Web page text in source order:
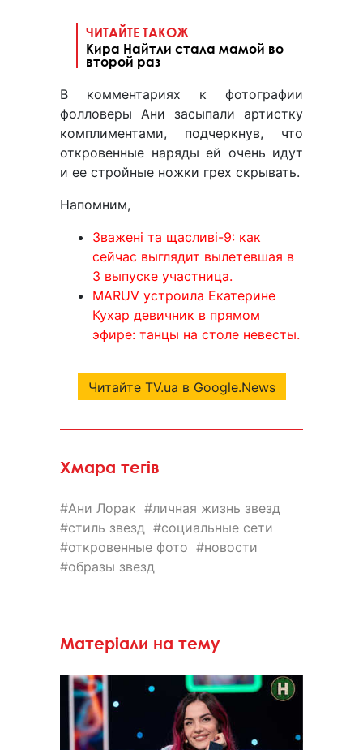
ЧИТАЙТЕ ТАКОЖ
Кира Найтли стала мамой во
второй раз
В комментариях к фотографии
фолловеры Ани засыпали артистку
комплиментами, подчеркнув, что
откровенные наряды ей очень идут
и ее стройные ножки грех скрывать.
Напомним,
Зважені та щасливі-9: как
сейчас выглядит вылетевшая в
3 выпуске участница.
MARUV устроила Екатерине
Кухар девичник в прямом
эфире: танцы на столе невесты.
Читайте TV.ua в Google.News
Хмара тегів
Ани Лорак
личная жизнь звезд
стиль звезд
социальные сети
откровенные фото
новости
образы звезд
Матеріали на тему